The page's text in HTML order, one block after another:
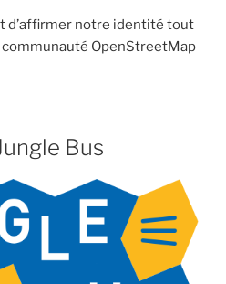
d’affirmer notre identité tout
OpenStreetMap
Bus